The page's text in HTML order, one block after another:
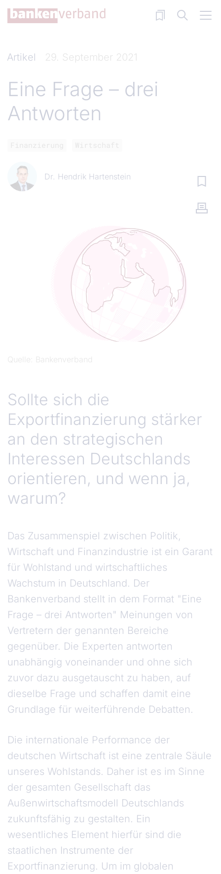
Direkt zum Inhalt
Artikel 29. September 2021
Eine Frage – drei
Antworten
Dr. Hendrik Hartenstein
Quelle Bankenverband
Sollte sich die
Exportfinanzierung stärker
an den strategischen
Interessen Deutschlands
orientieren, und wenn ja,
warum?
Das Zusammenspiel zwischen Politik,
Wirtschaft und Finanzindustrie ist ein Garant
für Wohlstand und wirtschaftliches
Wachstum in Deutschland. Der
Bankenverband stellt in dem Format "Eine
Frage – drei Antworten" Meinungen von
Vertretern der genannten Bereiche
gegenüber. Die Experten antworten
unabhängig voneinander und ohne sich
zuvor dazu ausgetauscht zu haben, auf
dieselbe Frage und schaffen damit eine
Grundlage für weiterführende Debatten.
Die internationale Performance der
deutschen Wirtschaft ist eine zentrale Säule
unseres Wohlstands. Daher ist es im Sinne
der gesamten Gesellschaft das
Außenwirtschaftsmodell Deutschlands
zukunftsfähig zu gestalten. Ein
wesentliches Element hierfür sind die
staatlichen Instrumente der
Exportfinanzierung. Um im globalen